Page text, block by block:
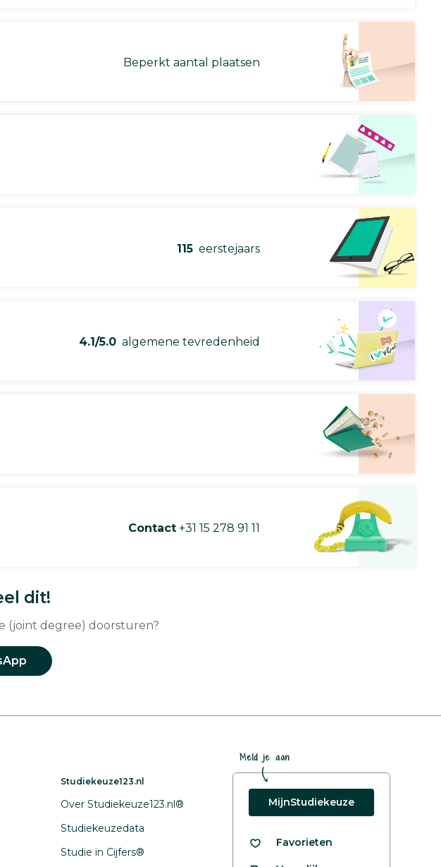
Beperkt aantal plaatsen
115 eerstejaars
4.1/5.0 algemene tevredenheid
Contact +31 15 278 91 11
dit!
(joint degree) doorsturen?
Studiekeuze123.nl
Over Studiekeuze123.nl®
Studiekeuzedata
Studie in Cijfers®
Meld je aan
MijnStudiekeuze
Favorieten